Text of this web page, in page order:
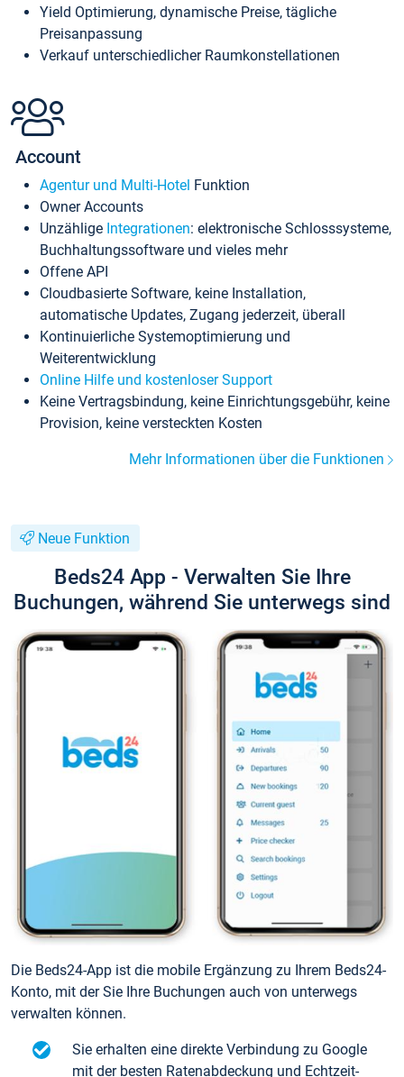
Yield Optimierung, dynamische Preise, tägliche
Preisanpassung
Verkauf unterschiedlicher Raumkonstellationen
Account
Agentur und Multi-Hotel Funktion
Owner Accounts
Unzählige Integrationen: elektronische Schlosssysteme,
Buchhaltungssoftware und vieles mehr
Offene API
Cloudbasierte Software, keine Installation,
automatische Updates, Zugang jederzeit, überall
Kontinuierliche Systemoptimierung und
Weiterentwicklung
Online Hilfe und kostenloser Support
Keine Vertragsbindung, keine Einrichtungsgebühr, keine
Provision, keine versteckten Kosten
Mehr Informationen über die Funktionen
Neue Funktion
Beds24 App - Verwalten Sie Ihre
Buchungen, während Sie unterwegs sind
Die Beds24-App ist die mobile Ergänzung zu Ihrem Beds24-
Konto, mit der Sie Ihre Buchungen auch von unterwegs
verwalten können.
Sie erhalten eine direkte Verbindung zu Google
mit der besten Ratenabdeckung und Echtzeit-